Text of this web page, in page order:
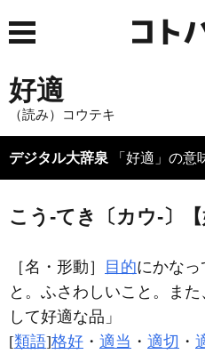
好適
（読み）コウテキ
デジタル大辞泉 「好適」の
こう‐てき〔カウ‐〕【
［名・形動］ 目的にかなっ
と。ふさわしいこと。ま
して好適な品」
[類語]格好 ・ 適当 ・ 適切 ・